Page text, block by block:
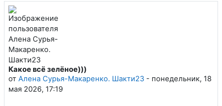
Какое всё зелёное)))
от Алена Сурья-Макаренко. Шакти23 - понедельник, 18
мая 2026, 17:19
Количество ответов: 0